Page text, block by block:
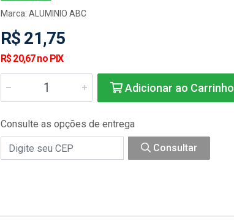
Marca: ALUMINIO ABC
R$ 21,75
R$ 20,67 no PIX
Adicionar ao Carrinho
Consulte as opções de entrega
Consultar